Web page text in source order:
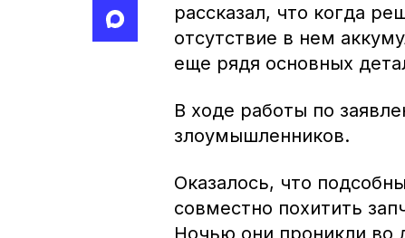
рассказал, что когда
отсутствие в нем
еще рядя основных
В ходе работы по
злоумышленников.
Оказалось, что
совместно похитить
Ночью они проникли во